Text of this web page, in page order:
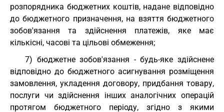
розпорядника бюджетних коштів, надане відповідно
до бюджетного призначення, на взяття бюджетного
зобов'язання та здійснення платежів, яке має
кількісні, часові та цільові обмеження;
7) бюджетне зобов'язання - будь-яке здійснене
відповідно до бюджетного асигнування розміщення
замовлення, укладення договору, придбання товару,
послуги чи здійснення інших аналогічних операцій
протягом бюджетного періоду, згідно з якими